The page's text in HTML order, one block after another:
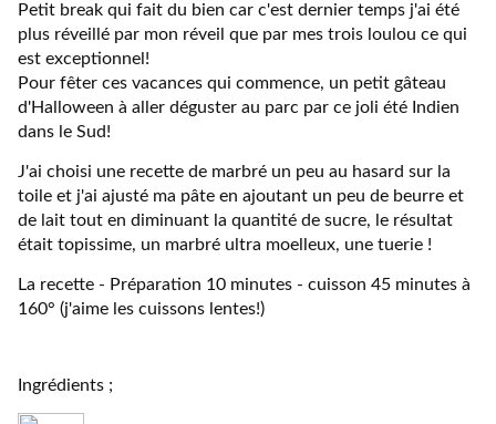
Petit break qui fait du bien car c'est dernier temps j'ai été
plus réveillé par mon réveil que par mes trois loulou ce qui
est exceptionnel!
Pour fêter ces vacances qui commence, un petit gâteau
d'Halloween à aller déguster au parc par ce joli été Indien
dans le Sud!
J'ai choisi une recette de marbré un peu au hasard sur la
toile et j'ai ajusté ma pâte en ajoutant un peu de beurre et
de lait tout en diminuant la quantité de sucre, le résultat
était topissime, un marbré ultra moelleux, une tuerie !
La recette - Préparation 10 minutes - cuisson 45 minutes à
160° (j'aime les cuissons lentes!)
Ingrédients ;